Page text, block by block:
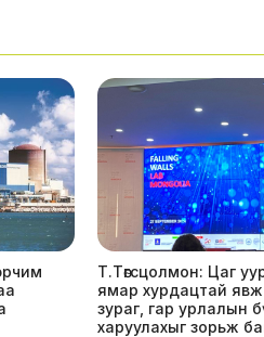
Т.Төгсцолмон: Цаг
ямар хурдацтай явж
зураг, гар урлалын
харуулахыг зорьж